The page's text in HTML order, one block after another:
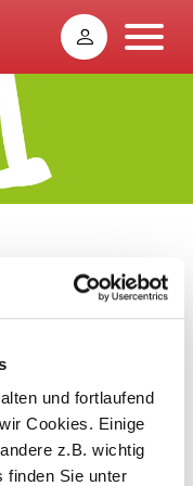
und fortlaufend
Cookies. Einige
z.B. wichtig
finden Sie unter
2 bis 3 Jahren
Sinnen zu
kann gar nicht früh
Menschen jeden
auch unserem
zu widmen und